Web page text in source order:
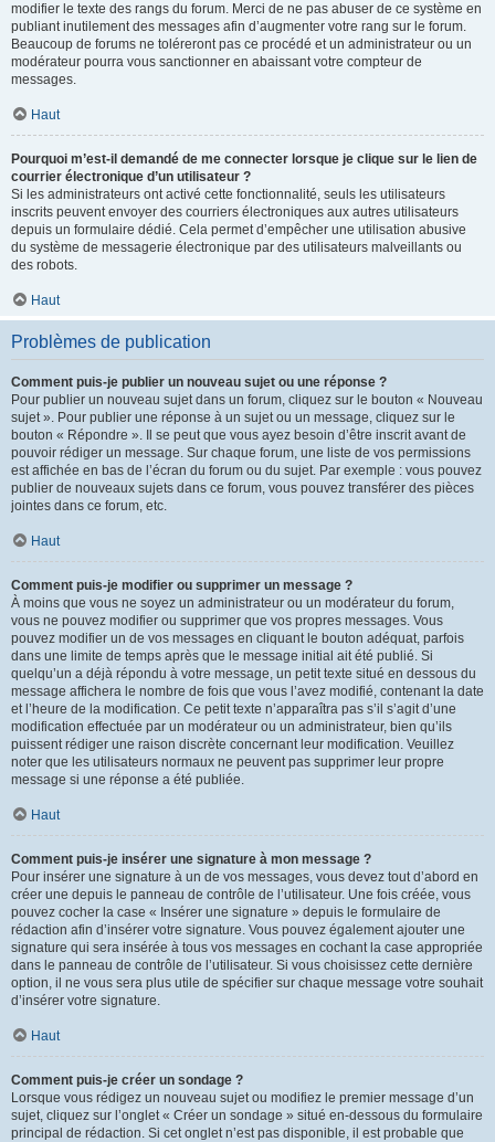
modifier le texte des rangs du forum. Merci de ne pas abuser de ce système en
publiant inutilement des messages afin d’augmenter votre rang sur le forum.
Beaucoup de forums ne toléreront pas ce procédé et un administrateur ou un
modérateur pourra vous sanctionner en abaissant votre compteur de
messages.
Haut
Pourquoi m’est-il demandé de me connecter lorsque je clique sur le lien de
courrier électronique d’un utilisateur ?
Si les administrateurs ont activé cette fonctionnalité, seuls les utilisateurs
inscrits peuvent envoyer des courriers électroniques aux autres utilisateurs
depuis un formulaire dédié. Cela permet d’empêcher une utilisation abusive
du système de messagerie électronique par des utilisateurs malveillants ou
des robots.
Haut
Problèmes de publication
Comment puis-je publier un nouveau sujet ou une réponse ?
Pour publier un nouveau sujet dans un forum, cliquez sur le bouton « Nouveau
sujet ». Pour publier une réponse à un sujet ou un message, cliquez sur le
bouton « Répondre ». Il se peut que vous ayez besoin d’être inscrit avant de
pouvoir rédiger un message. Sur chaque forum, une liste de vos permissions
est affichée en bas de l’écran du forum ou du sujet. Par exemple : vous pouvez
publier de nouveaux sujets dans ce forum, vous pouvez transférer des pièces
jointes dans ce forum, etc.
Haut
Comment puis-je modifier ou supprimer un message ?
À moins que vous ne soyez un administrateur ou un modérateur du forum,
vous ne pouvez modifier ou supprimer que vos propres messages. Vous
pouvez modifier un de vos messages en cliquant le bouton adéquat, parfois
dans une limite de temps après que le message initial ait été publié. Si
quelqu’un a déjà répondu à votre message, un petit texte situé en dessous du
message affichera le nombre de fois que vous l’avez modifié, contenant la date
et l’heure de la modification. Ce petit texte n’apparaîtra pas s’il s’agit d’une
modification effectuée par un modérateur ou un administrateur, bien qu’ils
puissent rédiger une raison discrète concernant leur modification. Veuillez
noter que les utilisateurs normaux ne peuvent pas supprimer leur propre
message si une réponse a été publiée.
Haut
Comment puis-je insérer une signature à mon message ?
Pour insérer une signature à un de vos messages, vous devez tout d’abord en
créer une depuis le panneau de contrôle de l’utilisateur. Une fois créée, vous
pouvez cocher la case « Insérer une signature » depuis le formulaire de
rédaction afin d’insérer votre signature. Vous pouvez également ajouter une
signature qui sera insérée à tous vos messages en cochant la case appropriée
dans le panneau de contrôle de l’utilisateur. Si vous choisissez cette dernière
option, il ne vous sera plus utile de spécifier sur chaque message votre souhait
d’insérer votre signature.
Haut
Comment puis-je créer un sondage ?
Lorsque vous rédigez un nouveau sujet ou modifiez le premier message d’un
sujet, cliquez sur l’onglet « Créer un sondage » situé en-dessous du formulaire
principal de rédaction. Si cet onglet n’est pas disponible, il est probable que